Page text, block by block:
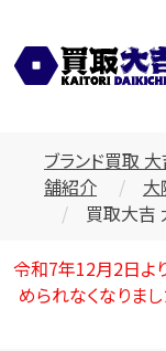
全国2200店舗以
吉」
ブランド買取
舗紹介
大
買取大吉
令和7年12月2日よ
められなくなりま